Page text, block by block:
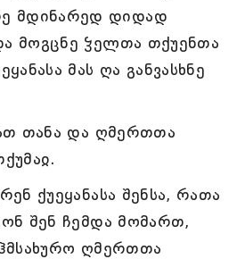
მდინარედ დიდად
მოგცნე ჴელთა თქუენთა
მას ღა განვასხნე
თანა და ღმერთთა
ქუეყანასა შენსა, რათა
შენ ჩემდა მომართ,
ღმერთთა